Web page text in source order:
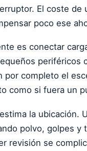
El coste
poco ese
es conectar
periféricos
por completo el
como si fuera un
la ubicación.
polvo, golpes y
revisión se